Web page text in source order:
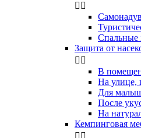
 
Спальные
Защита от
 
В
На улице,
Для
После
На
Кемпинговая
 